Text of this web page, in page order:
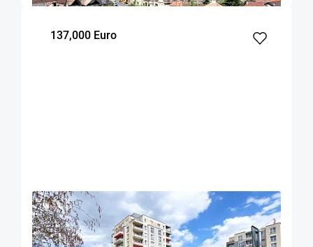
137,000 Euro
OFERTA NOUA EXCLUSIVITATE COMISION 2%
Apartament cu boxa si parcare zona Coresi
Brasov